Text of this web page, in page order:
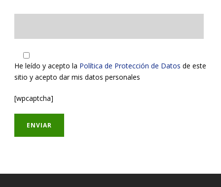
He leído y acepto la Política de Protección de Datos de este
sitio y acepto dar mis datos personales
[wpcaptcha]